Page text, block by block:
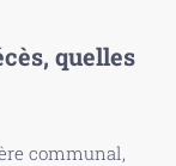
quelles
communal,